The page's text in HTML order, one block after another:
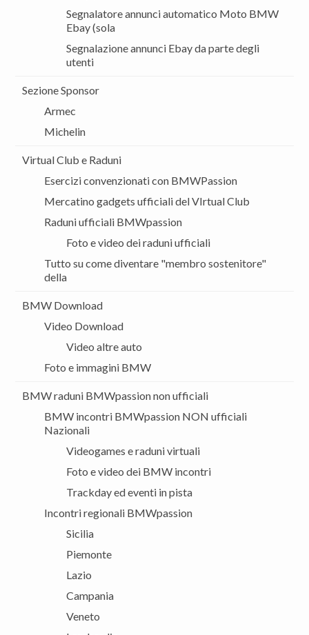
Segnalatore annunci automatico Moto BMW
Ebay (sola
Segnalazione annunci Ebay da parte degli
utenti
Sezione Sponsor
Armec
Michelin
Virtual Club e Raduni
Esercizi convenzionati con BMWPassion
Mercatino gadgets ufficiali del VIrtual Club
Raduni ufficiali BMWpassion
Foto e video dei raduni ufficiali
Tutto su come diventare "membro sostenitore"
della
BMW Download
Video Download
Video altre auto
Foto e immagini BMW
BMW raduni BMWpassion non ufficiali
BMW incontri BMWpassion NON ufficiali
Nazionali
Videogames e raduni virtuali
Foto e video dei BMW incontri
Trackday ed eventi in pista
Incontri regionali BMWpassion
Sicilia
Piemonte
Lazio
Campania
Veneto